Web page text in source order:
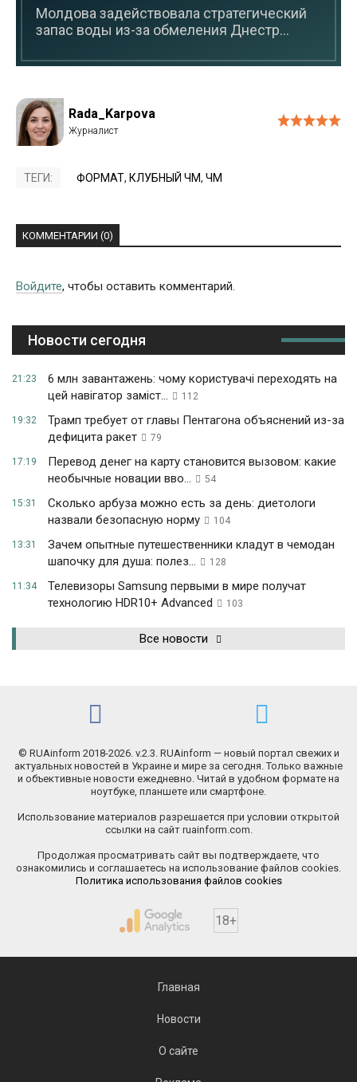
Молдова задействовала стратегический
запас воды из-за обмеления Днестр...
Rada_Karpova
ТЕГИ: ФОРМАТ, КЛУБНЫЙ ЧМ, ЧМ
КОММЕНТАРИИ (0)
Войдите, чтобы оставить комментарий.
Новости сегодня
21:23
6 млн завантажень: чому користувачі переходять на
цей навігатор заміст...
112
19:32
Трамп требует от главы Пентагона объяснений из-за
дефицита ракет
79
17:19
Перевод денег на карту становится вызовом: какие
необычные новации вво...
54
15:31
Сколько арбуза можно есть за день: диетологи
назвали безопасную норму
104
13:31
Зачем опытные путешественники кладут в чемодан
шапочку для душа: полез...
128
11:34
Телевизоры Samsung первыми в мире получат
технологию HDR10+ Advanced
103
Все новости
© RUAinform 2018-2026. v.2.3. RUAinform — новый портал свежих и
актуальных новостей в Украине и мире за сегодня. Только важные
и объективные новости ежедневно. Читай в удобном формате на
ноутбуке, планшете или смартфоне.
Использование материалов разрешается при условии открытой
ссылки на сайт ruainform.com.
Продолжая просматривать сайт вы подтверждаете, что
ознакомились и соглашаетесь на использование файлов cookies.
Политика использования файлов cookies
18+
Главная
Новости
О сайте